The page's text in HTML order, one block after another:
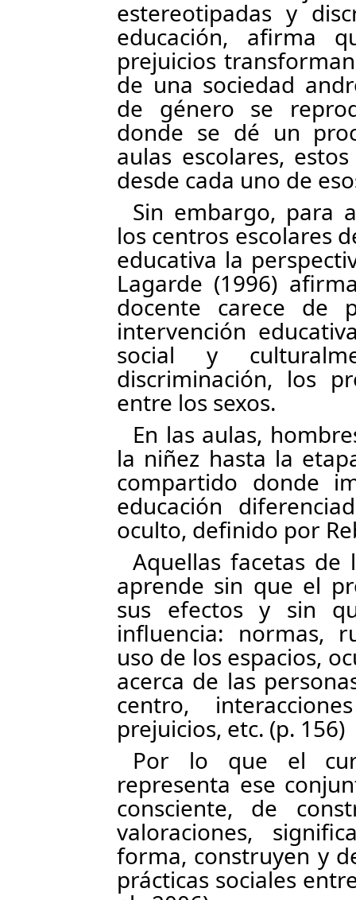
estereotipadas y
educación, afirma
prejuicios
de una sociedad
de género se
donde se dé un
aulas escolares,
desde cada uno de
Sin embargo, para
los centros escolares
educativa la
Lagarde (1996)
docente carece de
intervención
social y
discriminación, los
entre los sexos.
En las aulas,
la niñez hasta la
compartido donde
educación
oculto, definido por
Aquellas facetas
aprende sin que el
sus efectos y sin
influencia: normas,
uso de los espacios,
acerca de las
centro,
prejuicios, etc. (p. 156)
Por lo que el
representa ese
consciente, de
valoraciones,
forma, construyen y
prácticas sociales